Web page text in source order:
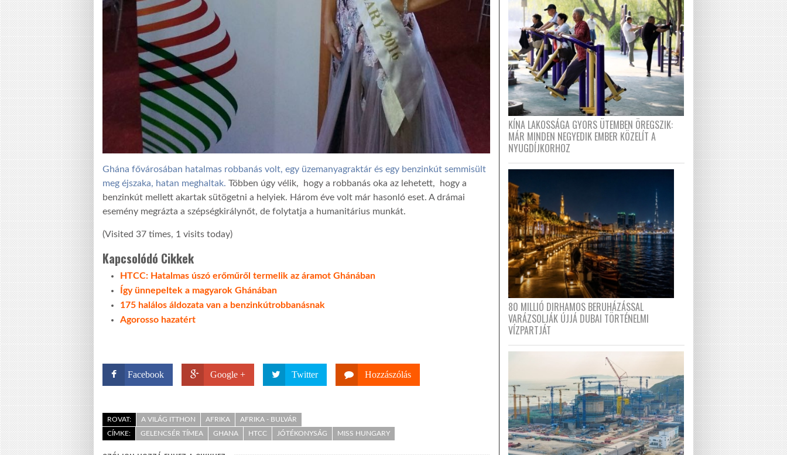
Ghána fővárosában hatalmas robbanás volt, egy üzemanyagraktár és egy benzinkút semmisült
meg éjszaka, hatan meghaltak. Többen úgy vélik, hogy a robbanás oka az lehetett, hogy a
benzinkút mellett akartak sütögetni a helyiek. Három éve volt már hasonló eset. A drámai
esemény megrázta a szépségkirálynőt, de folytatja a humanitárius munkát.
(Visited 37 times, 1 visits today)
Kapcsolódó Cikkek
HTCC: Hatalmas úszó erőműről termelik az áramot Ghánában
Így ünnepeltek a magyarok Ghánában
175 halálos áldozata van a benzinkútrobbanásnak
Agorosso hazatért
Facebook Google + Twitter Hozzászólás
ROVAT: A VILÁG ITTHON AFRIKA
AFRIKA - BULVÁR
CÍMKE:
GELENCSÉR TÍMEA GHANA HTCC JÓTÉKONYSÁG MISS HUNGARY
KÍNA LAKOSSÁGA GYORS ÜTEMBEN ÖREGSZIK:
MÁR MINDEN NEGYEDIK EMBER KÖZELÍT A
NYUGDÍJKORHOZ
80 MILLIÓ DIRHAMOS BERUHÁZÁSSAL
VARÁZSOLJÁK ÚJJÁ DUBAI TÖRTÉNELMI
VÍZPARTJÁT